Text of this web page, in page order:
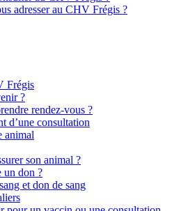
adresser au CHV Frégis ?
Frégis
?
rendez-vous ?
d’une consultation
animal
son animal ?
un don ?
et don de sang